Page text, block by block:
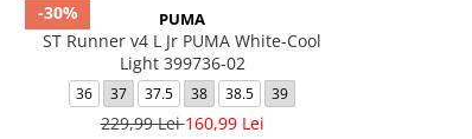
-30% PUMA
ST Runner v4 L Jr PUMA White-Cool
Light 399736-02
36 37 37.5 38 38.5 39
229,99 Lei160,99 Lei